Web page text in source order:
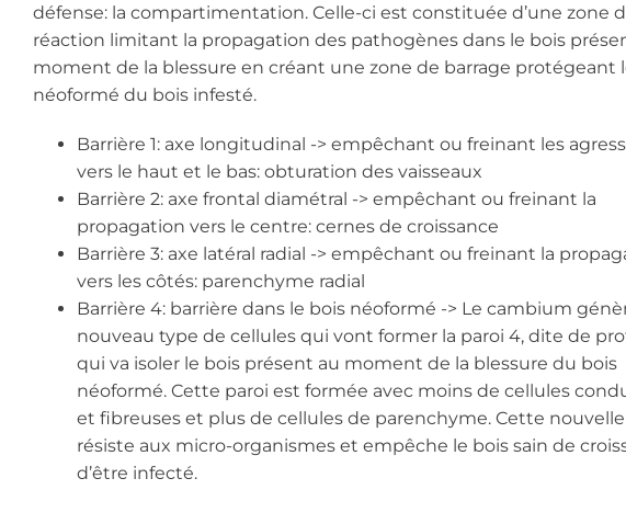
défense: la compartimentation. Celle-ci est constituée d’une zone
réaction limitant la propagation des pathogènes dans le bois
moment de la blessure en créant une zone de barrage protégeant
néoformé du bois infesté.
Barrière 1: axe longitudinal -> empêchant ou freinant les
vers le haut et le bas: obturation des vaisseaux
Barrière 2: axe frontal diamétral -> empêchant ou freinant la
propagation vers le centre: cernes de croissance
Barrière 3: axe latéral radial -> empêchant ou freinant la
vers les côtés: parenchyme radial
Barrière 4: barrière dans le bois néoformé -> Le cambium
nouveau type de cellules qui vont former la paroi 4, dite de
qui va isoler le bois présent au moment de la blessure du bois
néoformé. Cette paroi est formée avec moins de cellules
et fibreuses et plus de cellules de parenchyme. Cette
résiste aux micro-organismes et empêche le bois sain de
d’être infecté.